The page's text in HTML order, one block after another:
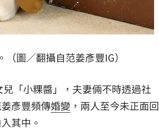
（圖／翻攝自范姜彥豐IG）
「小粿醬」，夫妻倆不時透過社
彥豐頻傳婚變 ，兩人至今未正面回
其中。